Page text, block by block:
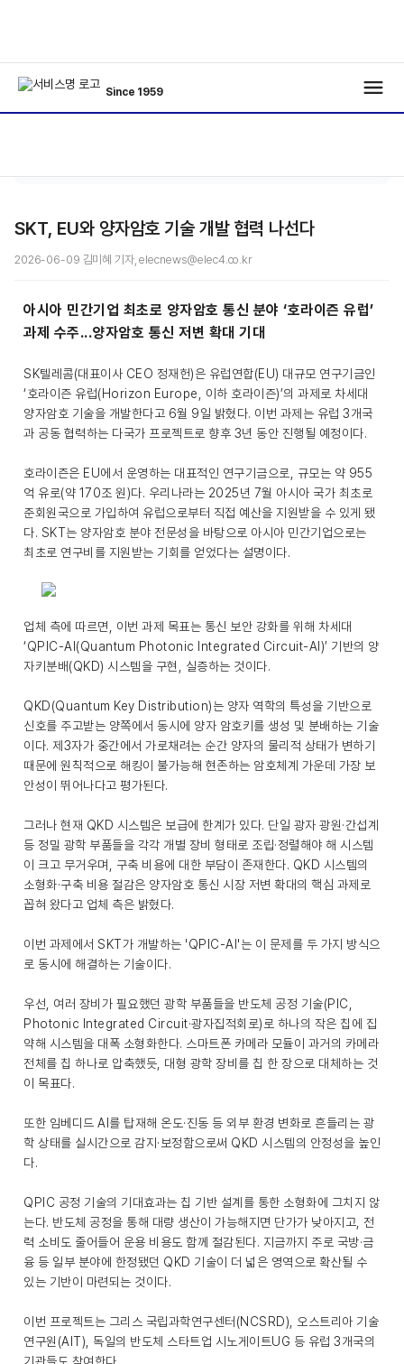
Since 1959
SKT, EU와 양자암호 기술 개발 협력 나선다
2026-06-09 김미혜 기자, elecnews@elec4.co.kr
아시아 민간기업 최초로 양자암호 통신 분야 ‘호라이즌 유럽’
과제 수주...양자암호 통신 저변 확대 기대
SK텔레콤(대표이사 CEO 정재헌)은 유럽연합(EU) 대규모 연구기금인
‘호라이즌 유럽(Horizon Europe, 이하 호라이즌)’의 과제로 차세대
양자암호 기술을 개발한다고 6월 9일 밝혔다. 이번 과제는 유럽 3개국
과 공동 협력하는 다국가 프로젝트로 향후 3년 동안 진행될 예정이다.
호라이즌은 EU에서 운영하는 대표적인 연구기금으로, 규모는 약 955
억 유로(약 170조 원)다. 우리나라는 2025년 7월 아시아 국가 최초로
준회원국으로 가입하여 유럽으로부터 직접 예산을 지원받을 수 있게 됐
다. SKT는 양자암호 분야 전문성을 바탕으로 아시아 민간기업으로는
최초로 연구비를 지원받는 기회를 얻었다는 설명이다.
업체 측에 따르면, 이번 과제 목표는 통신 보안 강화를 위해 차세대
‘QPIC-AI(Quantum Photonic Integrated Circuit-AI)’ 기반의 양
자키분배(QKD) 시스템을 구현, 실증하는 것이다.
QKD(Quantum Key Distribution)는 양자 역학의 특성을 기반으로
신호를 주고받는 양쪽에서 동시에 양자 암호키를 생성 및 분배하는 기술
이다. 제3자가 중간에서 가로채려는 순간 양자의 물리적 상태가 변하기
때문에 원칙적으로 해킹이 불가능해 현존하는 암호체계 가운데 가장 보
안성이 뛰어나다고 평가된다.
그러나 현재 QKD 시스템은 보급에 한계가 있다. 단일 광자 광원·간섭계
등 정밀 광학 부품들을 각각 개별 장비 형태로 조립·정렬해야 해 시스템
이 크고 무거우며, 구축 비용에 대한 부담이 존재한다. QKD 시스템의
소형화·구축 비용 절감은 양자암호 통신 시장 저변 확대의 핵심 과제로
꼽혀 왔다고 업체 측은 밝혔다.
이번 과제에서 SKT가 개발하는 'QPIC-AI'는 이 문제를 두 가지 방식으
로 동시에 해결하는 기술이다.
우선, 여러 장비가 필요했던 광학 부품들을 반도체 공정 기술(PIC,
Photonic Integrated Circuit·광자집적회로)로 하나의 작은 칩에 집
약해 시스템을 대폭 소형화한다. 스마트폰 카메라 모듈이 과거의 카메라
전체를 칩 하나로 압축했듯, 대형 광학 장비를 칩 한 장으로 대체하는 것
이 목표다.
또한 임베디드 AI를 탑재해 온도·진동 등 외부 환경 변화로 흔들리는 광
학 상태를 실시간으로 감지·보정함으로써 QKD 시스템의 안정성을 높인
다.
QPIC 공정 기술의 기대효과는 칩 기반 설계를 통한 소형화에 그치지 않
는다. 반도체 공정을 통해 대량 생산이 가능해지면 단가가 낮아지고, 전
력 소비도 줄어들어 운용 비용도 함께 절감된다. 지금까지 주로 국방·금
융 등 일부 분야에 한정됐던 QKD 기술이 더 넓은 영역으로 확산될 수
있는 기반이 마련되는 것이다.
이번 프로젝트는 그리스 국립과학연구센터(NCSRD), 오스트리아 기술
연구원(AIT), 독일의 반도체 스타트업 시노게이트UG 등 유럽 3개국의